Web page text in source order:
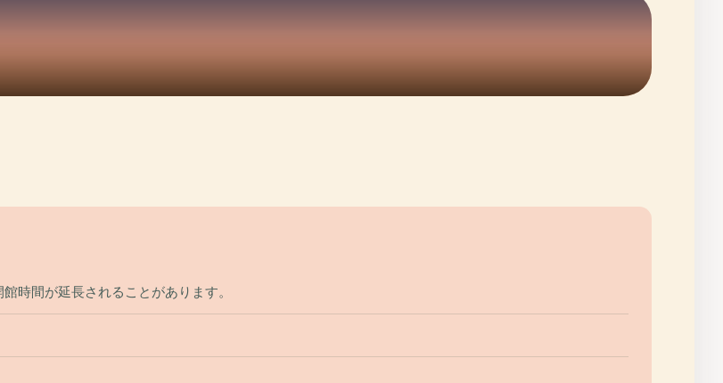
時間が延長されることがあります。